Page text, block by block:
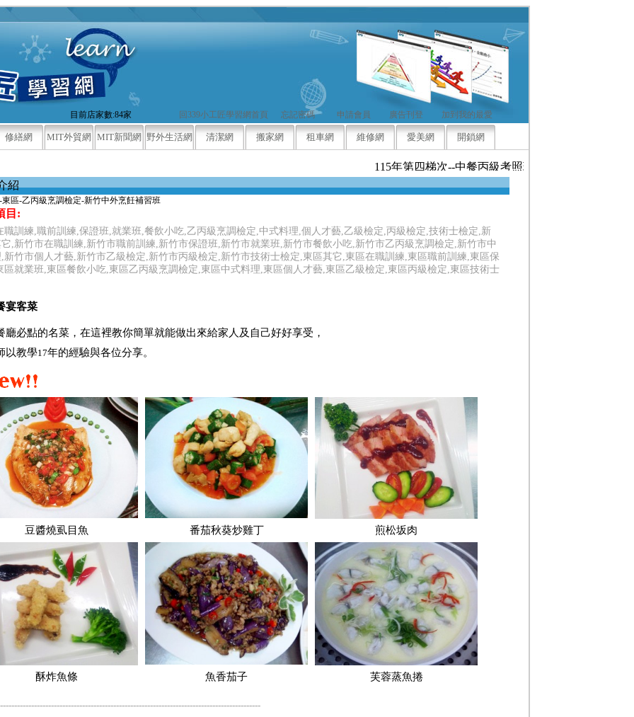
目前店家數:84家 回339小工匠學習網首頁 忘記密碼 申請會員 廣告刊登 加到我的最愛
修繕網 MIT外貿網 MIT新聞網 野外生活網 清潔網 搬家網 租車網 維修網 愛美網 開鎖網
115年第四梯次--中餐丙級考照班，09/11日開課，請於
紹
區-乙丙級烹調檢定-新竹中外烹飪補習班
目:
職訓練,職前訓練,保證班,就業班,餐飲小吃,乙丙級烹調檢定,中式料理,個人才藝,乙級檢定,丙級檢定,技術士檢定,新
,新竹市在職訓練,新竹市職前訓練,新竹市保證班,新竹市就業班,新竹市餐飲小吃,新竹市乙丙級烹調檢定,新竹市中
新竹市個人才藝,新竹市乙級檢定,新竹市丙級檢定,新竹市技術士檢定,東區其它,東區在職訓練,東區職前訓練,東區保
區就業班,東區餐飲小吃,東區乙丙級烹調檢定,東區中式料理,東區個人才藝,東區乙級檢定,東區丙級檢定,東區技術士
宴客菜
必點的名菜，在這裡教你簡單就能做出來給家人及自己好好享受，
教學17年的經驗與各位分享。
豆醬燒虱目魚 番茄秋葵炒雞丁 煎松坂肉
酥炸魚條 魚香茄子 芙蓉蒸魚捲